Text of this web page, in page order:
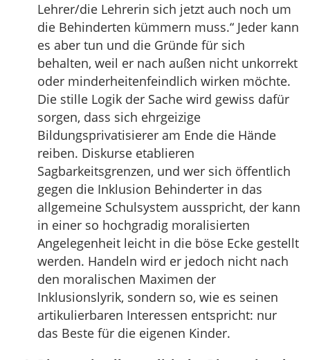
Lehrer/die Lehrerin sich jetzt auch noch um
die Behinderten kümmern muss.“ Jeder kann
es aber tun und die Gründe für sich
behalten, weil er nach außen nicht unkorrekt
oder minderheitenfeindlich wirken möchte.
Die stille Logik der Sache wird gewiss dafür
sorgen, dass sich ehrgeizige
Bildungsprivatisierer am Ende die Hände
reiben. Diskurse etablieren
Sagbarkeitsgrenzen, und wer sich öffentlich
gegen die Inklusion Behinderter in das
allgemeine Schulsystem ausspricht, der kann
in einer so hochgradig moralisierten
Angelegenheit leicht in die böse Ecke gestellt
werden. Handeln wird er jedoch nicht nach
den moralischen Maximen der
Inklusionslyrik, sondern so, wie es seinen
artikulierbaren Interessen entspricht: nur
das Beste für die eigenen Kinder.